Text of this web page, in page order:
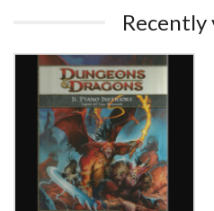
Recently